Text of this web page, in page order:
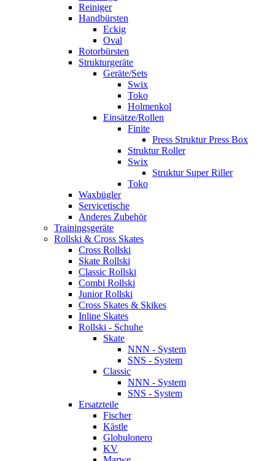
Reiniger
Handbürsten
Eckig
Oval
Rotorbürsten
Strukturgeräte
Geräte/Sets
Swix
Toko
Holmenkol
Einsätze/Rollen
Finite
Press Struktur Press Box
Struktur Roller
Swix
Struktur Super Riller
Toko
Waxbügler
Servicetische
Anderes Zubehör
Trainingsgeräte
Rollski & Cross Skates
Cross Rollski
Skate Rollski
Classic Rollski
Combi Rollski
Junior Rollski
Cross Skates & Skikes
Inline Skates
Rollski - Schuhe
Skate
NNN - System
SNS - System
Classic
NNN - System
SNS - System
Ersatzteile
Fischer
Kästle
Globulonero
KV